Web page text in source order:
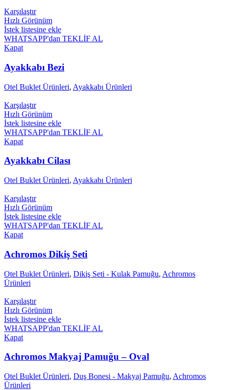
Karşılaştır
Hızlı Görünüm
İstek listesine ekle
WHATSAPP'dan TEKLİF AL
Kapat
Ayakkabı Bezi
Otel Buklet Ürünleri, Ayakkabı Ürünleri
Karşılaştır
Hızlı Görünüm
İstek listesine ekle
WHATSAPP'dan TEKLİF AL
Kapat
Ayakkabı Cilası
Otel Buklet Ürünleri, Ayakkabı Ürünleri
Karşılaştır
Hızlı Görünüm
İstek listesine ekle
WHATSAPP'dan TEKLİF AL
Kapat
Achromos Dikiş Seti
Otel Buklet Ürünleri, Dikiş Seti - Kulak Pamuğu, Achromos
Ürünleri
Karşılaştır
Hızlı Görünüm
İstek listesine ekle
WHATSAPP'dan TEKLİF AL
Kapat
Achromos Makyaj Pamuğu – Oval
Otel Buklet Ürünleri, Duş Bonesi - Makyaj Pamuğu, Achromos
Ürünleri